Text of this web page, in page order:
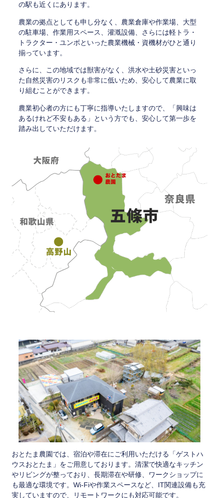
の駅も近くにあります。
農業の拠点としても申し分なく、農業倉庫や作業場、大型
の駐車場、作業用スペース、灌漑設備、さらには軽トラ・
トラクター・ユンボといった農業機械・資機材がひと通り
揃っています。
さらに、この地域では獣害がなく、洪水や土砂災害といっ
た自然災害のリスクも非常に低いため、安心して農業に取
り組むことができます。
農業初心者の方にも丁寧に指導いたしますので、「興味は
あるけれど不安もある」という方でも、安心して第一歩を
踏み出していただけます。
おとたま農園では、宿泊や滞在にご利用いただける「ゲストハ
ウスおとたま」をご用意しております。清潔で快適なキッチン
やリビングが整っており、長期滞在や研修、ワークショップに
も最適な環境です。Wi-Fiや作業スペースなど、IT関連設備も充
実していますので、リモートワークにも対応可能です。